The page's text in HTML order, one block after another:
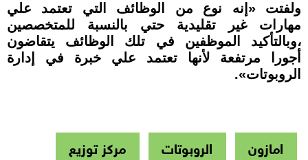
ولفتت «إنه نوع من الوظائف التي تعتمد علي
مهارات غير تقليدية حتي بالنسبة للمتخصصين
،وبالتأكيد الموظفين في تلك الوظائف يتقاضون
أجورا مرتفعة لأنها تعتمد علي خبرة في إدارة
الروبوتات».
امازون الروبوتات مركز توزيع